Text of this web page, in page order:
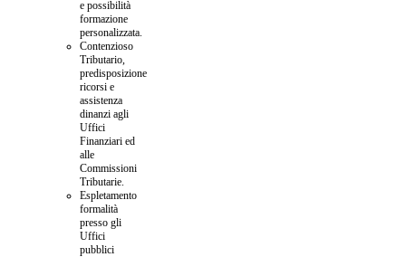
e possibilità
formazione
personalizzata.
Contenzioso
Tributario,
predisposizione
ricorsi e
assistenza
dinanzi agli
Uffici
Finanziari ed
alle
Commissioni
Tributarie.
Espletamento
formalità
presso gli
Uffici
pubblici